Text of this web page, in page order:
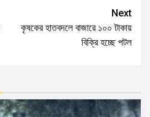
Next
কৃষকের হাতবদলে বাজারে ১০০ টাকায়
বিক্রি হচ্ছে পটল